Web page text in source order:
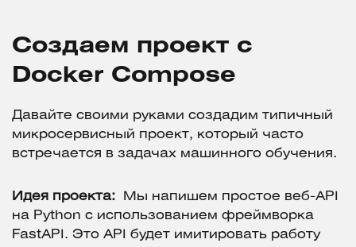
Создаем проект с
Docker Compose
Давайте своими руками создадим типичный
микросервисный проект, который часто
встречается в задачах машинного обучения.
Идея проекта:
Мы напишем простое веб-API
на Python с использованием фреймворка
FastAPI. Это API будет имитировать работу